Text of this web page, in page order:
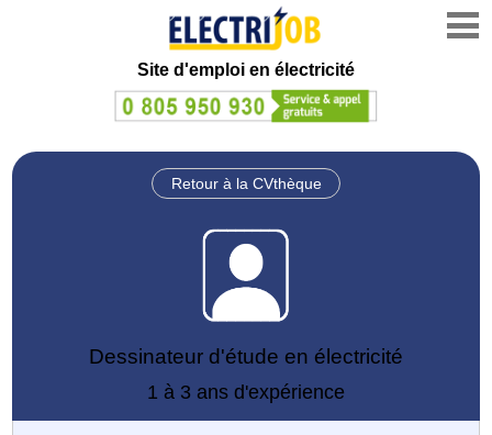
Site d'emploi en électricité
Retour à la CVthèque
Dessinateur d'étude en électricité
1 à 3 ans d'expérience